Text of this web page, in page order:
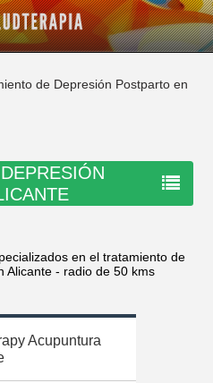
de Depresión Postparto en
en el tratamiento de
Alicante - radio de 50 kms
Acupuntura